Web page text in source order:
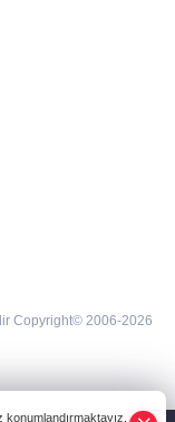
Copyright© 2006-2026